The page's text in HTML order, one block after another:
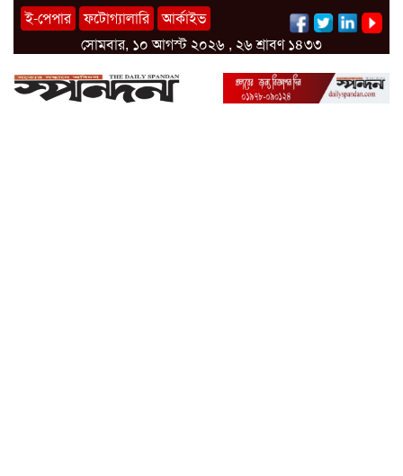
ই-পেপার ফটোগ্যালারি
আর্কাইভ
সোমবার, ১০ আগস্ট ২০২৬ , ২৬ শ্রাবণ ১৪৩৩